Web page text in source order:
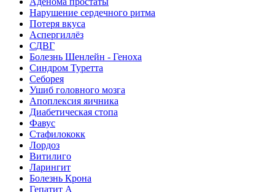
Нарушение сердечного ритма
Потеря вкуса
Аспергиллёз
СДВГ
Болезнь Шенлейн - Геноха
Синдром Туретта
Себорея
Ушиб головного мозга
Апоплексия яичника
Диабетическая стопа
Фавус
Стафилококк
Лордоз
Витилиго
Ларингит
Болезнь Крона
Гепатит A